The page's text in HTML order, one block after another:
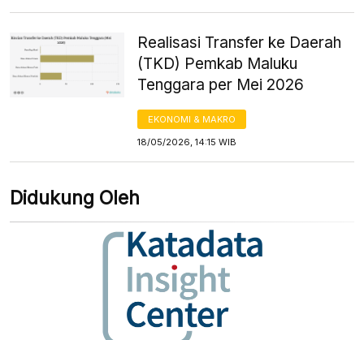
Realisasi Transfer ke Daerah
(TKD) Pemkab Maluku
Tenggara per Mei 2026
EKONOMI & MAKRO
18/05/2026, 14:15 WIB
Didukung Oleh